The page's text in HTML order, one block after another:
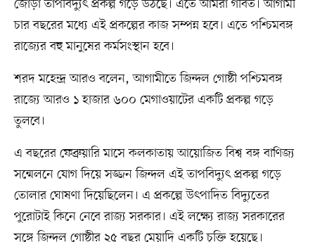
জোড়া তাপবিদ্যুৎ প্রকল্প গড়ে উঠছে। এতে আমরা গর্বিত। আগামী
চার বছরের মধ্যে এই প্রকল্পের কাজ সম্পন্ন হবে। এতে পশ্চিমবঙ্গ
রাজ্যের বহু মানুষের কর্মসংস্থান হবে।
শরদ মহেন্দ্র আরও বলেন, আগামীতে জিন্দল গোষ্ঠী পশ্চিমবঙ্গ
রাজ্যে আরও ১ হাজার ৬০০ মেগাওয়াটের একটি প্রকল্প গড়ে
তুলবে।
এ বছরের ফেব্রুয়ারি মাসে কলকাতায় আয়োজিত বিশ্ব বঙ্গ বাণিজ্য
সন্মেলনে যোগ দিয়ে সজ্জন জিন্দল এই তাপবিদ্যুৎ প্রকল্প গড়ে
তোলার ঘোষণা দিয়েছিলেন। এ প্রকল্পে উৎপাদিত বিদ্যুতের
পুরোটাই কিনে নেবে রাজ্য সরকার। এই লক্ষ্যে রাজ্য সরকারের
সঙ্গে জিন্দল গোষ্ঠীর ২৫ বছর মেয়াদি একটি চুক্তি হয়েছে।